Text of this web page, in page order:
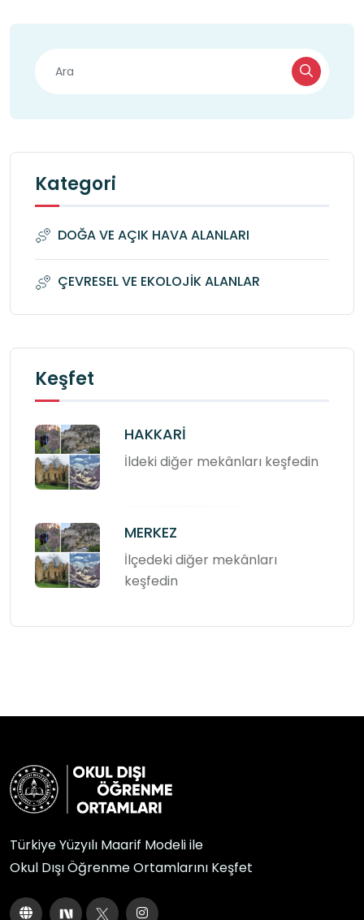
Kategori
DOĞA VE AÇIK HAVA ALANLARI
ÇEVRESEL VE EKOLOJİK ALANLAR
Keşfet
HAKKARİ
İldeki diğer mekânları keşfedin
MERKEZ
İlçedeki diğer mekânları
keşfedin
Türkiye Yüzyılı Maarif Modeli ile
Okul Dışı Öğrenme Ortamlarını Keşfet